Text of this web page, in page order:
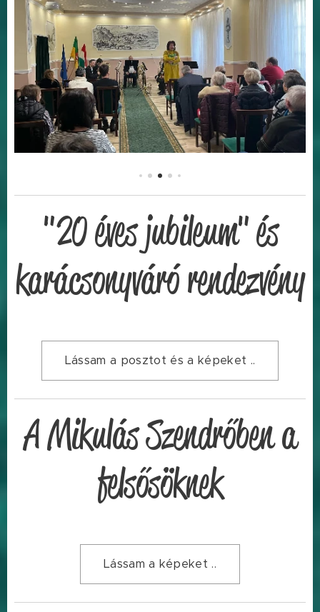
"20 éves jubileum" és
karácsonyváró rendezvény
Lássam a posztot és a képeket ..
A Mikulás Szendrőben a
felsősöknek
Lássam a képeket ..